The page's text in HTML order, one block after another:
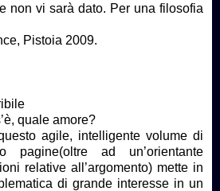
non vi sarà dato. Per una filosofia
Pistoia 2009.
quale amore?
agile, intelligente volume di
ad un’orientante
relative all’argomento) mette in
di grande interesse in un